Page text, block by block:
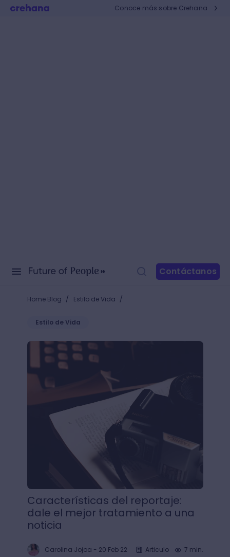
Conoce más sobre Crehana
Contáctanos
Home Blog / Estilo de Vida /
Estilo de Vida
Características del reportaje: dale el mejor
Características del reportaje:
dale el mejor tratamiento a una
noticia
Carolina Jojoa - 20 Feb 22 Articulo 7 min.